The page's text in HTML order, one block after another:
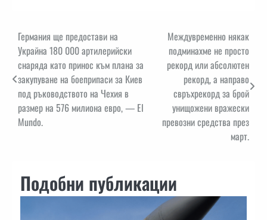
Навигация
Германия ще предостави на
Украйна 180 000 артилерийски
снаряда като принос към плана за
закупуване на боеприпаси за Киев
под ръководството на Чехия в
размер на 576 милиона евро, — El
Mundo.
Междувременно някак
подминахме не просто
рекорд или абсолютен
рекорд, а направо
свръхрекорд за брой
унищожени вражески
превозни средства през
март.
Подобни публикации